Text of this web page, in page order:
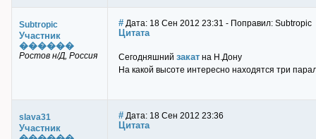
Subtropic
Участник
������
Ростов н/Д, Россия
# Дата: 18 Сен 2012 23:31 - Поправил: Subtropic
Цитата
Сегодняшний закат на Н.Дону
На какой высоте интересно находятся три
slava31
Участник
# Дата: 18 Сен 2012 23:36
Цитата